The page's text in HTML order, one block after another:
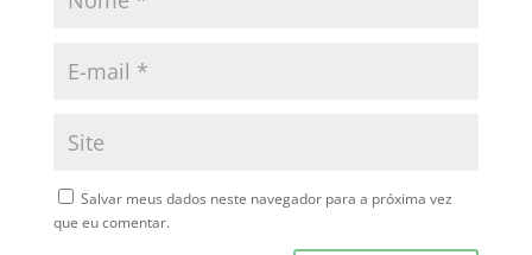
Salvar meus dados neste navegador para a próxima vez
que eu comentar.